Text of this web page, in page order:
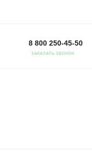
8 800 250-45-50
ЗАКАЗАТЬ ЗВОНОК